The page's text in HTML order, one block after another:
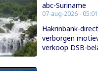
abc-Suriname
07-aug-2026 - 05:01
Hakrinbank-
verborgen
verkoop DSB-